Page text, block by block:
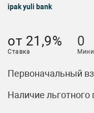
ipak yuli bank
от 21,9%
Ставка
0
Первоначальный
Наличие льготного